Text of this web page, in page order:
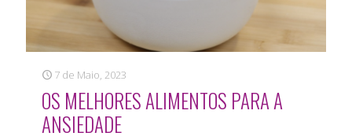
7 de Maio, 2023
OS MELHORES ALIMENTOS PARA A
ANSIEDADE